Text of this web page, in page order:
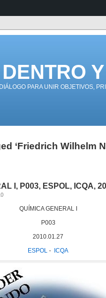
DIÁLOGO PARA UNIR OBJETIVOS,
‘Friedrich Wilhelm
I, P003, ESPOL, ICQA,
QUÍMICA GENERAL I
P003
2010.01.27
ESPOL - ICQA